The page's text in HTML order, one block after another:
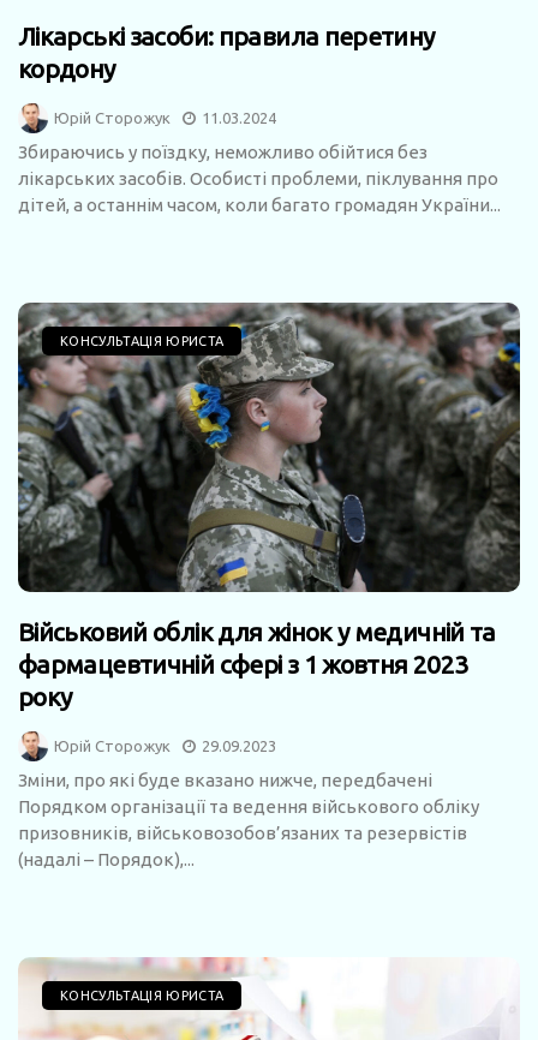
Лікарські засоби: правила перетину
кордону
Юрій Сторожук 11.03.2024
Збираючись у поїздку, неможливо обійтися без
лікарських засобів. Особисті проблеми, піклування про
дітей, а останнім часом, коли багато громадян України...
КОНСУЛЬТАЦІЯ ЮРИСТА
Військовий облік для жінок у медичній та
фармацевтичній сфері з 1 жовтня 2023
року
Юрій Сторожук 29.09.2023
Зміни, про які буде вказано нижче, передбачені
Порядком організації та ведення військового обліку
призовників, військовозобов’язаних та резервістів
(надалі – Порядок),...
КОНСУЛЬТАЦІЯ ЮРИСТА